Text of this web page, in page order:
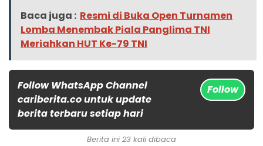
Baca juga : Resmi di Buka Open Turnamen
Lomba Menembak Piala Panglima TNI
Meriahkan HUT Ke-79 TNI
Follow WhatsApp Channel
cariberita.co untuk update
berita terbaru setiap hari
Follow
Berita ini 23 kali dibaca